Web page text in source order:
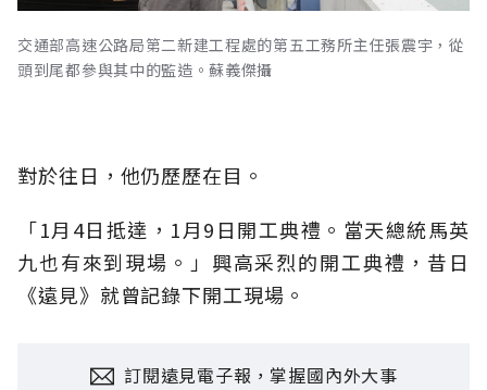
交通部高速公路局第二新建工程處的第五工務所主任張震宇，從
頭到尾都參與其中的監造。蘇義傑攝
對於往日，他仍歷歷在目。
「1月4日抵達，1月9日開工典禮。當天總統馬英
九也有來到現場。」興高采烈的開工典禮，昔日
《遠見》就曾記錄下開工現場。
訂閱遠見電子報，掌握國內外大事